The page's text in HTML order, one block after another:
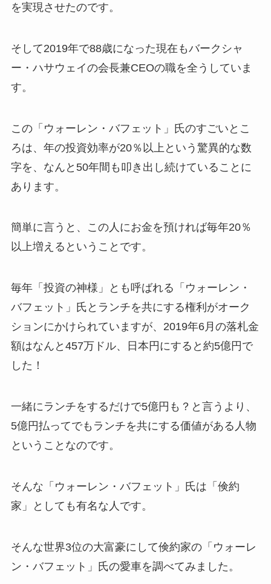
を実現させたのです。
そして2019年で88歳になった現在もバークシャ
ー・ハサウェイの会長兼CEOの職を全うしていま
す。
この「ウォーレン・バフェット」氏のすごいとこ
ろは、年の投資効率が20％以上という驚異的な数
字を、なんと50年間も叩き出し続けていることに
あります。
簡単に言うと、この人にお金を預ければ毎年20％
以上増えるということです。
毎年「投資の神様」とも呼ばれる「ウォーレン・
バフェット」氏とランチを共にする権利がオーク
ションにかけられていますが、2019年6月の落札金
額はなんと457万ドル、日本円にすると約5億円 で
した！
一緒にランチをするだけで5億円も？と言うより、
5億円払ってでもランチを共にする価値がある人物
ということなのです。
そんな「ウォーレン・バフェット」氏は「倹約
家」としても有名な人です。
そんな世界3位の大富豪にして倹約家の「ウォーレ
ン・バフェット」氏の愛車を調べてみました。